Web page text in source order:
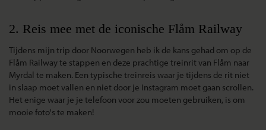
2. Reis mee met de iconische Flåm Railway
Tijdens mijn trip door Noorwegen heb ik de kans gehad om op de
Flåm Railway te stappen en deze prachtige treinrit van Flåm naar
Myrdal te maken. Een typische treinreis waar je tijdens de rit niet
in slaap moet vallen en niet door je Instagram moet gaan scrollen.
Het enige waar je je telefoon voor zou moeten gebruiken, is om
mooie foto's te maken!